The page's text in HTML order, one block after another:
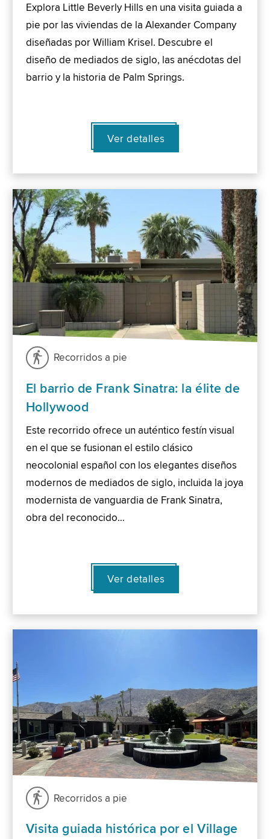
Explora Little Beverly Hills en una visita guiada a
pie por las viviendas de la Alexander Company
diseñadas por William Krisel. Descubre el
diseño de mediados de siglo, las anécdotas del
barrio y la historia de Palm Springs.
Ver detalles
Recorridos a pie
El barrio de Frank Sinatra: la élite de
Hollywood
Este recorrido ofrece un auténtico festín visual
en el que se fusionan el estilo clásico
neocolonial español con los elegantes diseños
modernos de mediados de siglo, incluida la joya
modernista de vanguardia de Frank Sinatra,
obra del reconocido…
Ver detalles
Recorridos a pie
Visita guiada histórica por el Village